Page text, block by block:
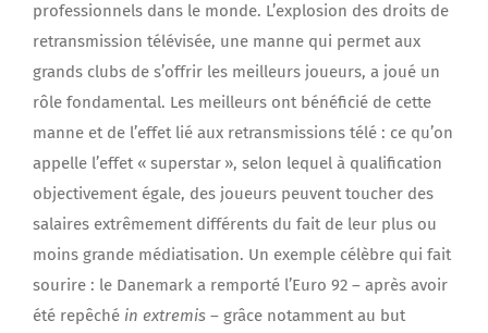
professionnels dans le monde. L’explosion des droits de
retransmission télévisée, une manne qui permet aux
grands clubs de s’offrir les meilleurs joueurs, a joué un
rôle fondamental. Les meilleurs ont bénéficié de cette
manne et de l’effet lié aux retransmissions télé : ce qu’on
appelle l’effet « superstar », selon lequel à qualification
objectivement égale, des joueurs peuvent toucher des
salaires extrêmement différents du fait de leur plus ou
moins grande médiatisation. Un exemple célèbre qui fait
sourire : le Danemark a remporté l’Euro 92 – après avoir
été repêché in extremis – grâce notamment au but